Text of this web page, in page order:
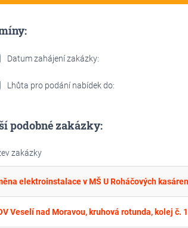
Datum zahájení zakázky:
Lhůta pro podání nabídek do:
podobné zakázky:
zakázky
elektroinstalace v MŠ U Roháčových kasáren
Veselí nad Moravou, kruhová rotunda, kolej